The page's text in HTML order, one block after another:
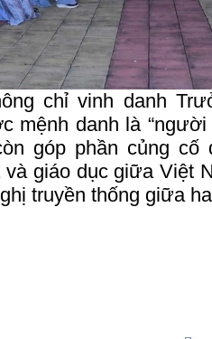
chỉ vinh danh
mệnh danh là
góp phần củng cố
và giáo dục giữa Việt
truyền thống giữa